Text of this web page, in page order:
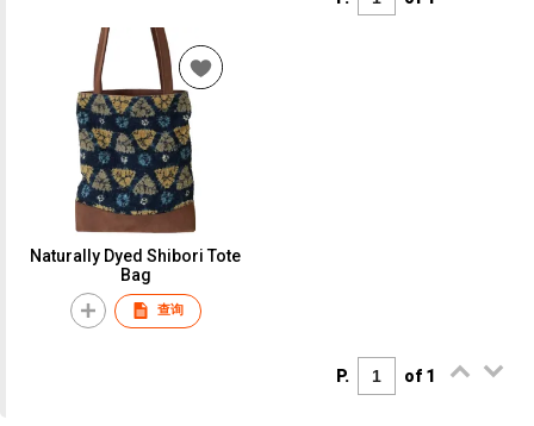
Naturally Dyed Shibori Tote
Bag
查询
P. of 1